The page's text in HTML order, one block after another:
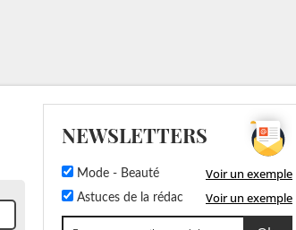
NEWSLETTERS
Mode - Beauté Voir un exemple
Astuces de la rédac Voir un exemple